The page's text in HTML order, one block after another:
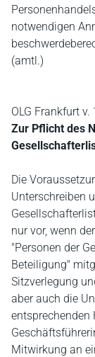
notwendigen
(amtl.)
OLG Frankfurt
Zur Pflicht des
Die
Unterschreiben
nur vor, wenn
"Personen der
Beteiligung"
Sitzverlegung
aber auch die
entsprechenden
Mitwirkung an